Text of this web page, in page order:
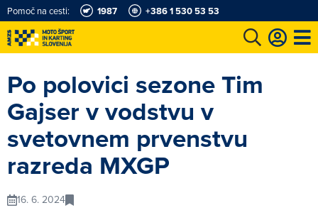
Pomoč na cesti: 1987 +386 1 530 53 53
Po polovici sezone Tim
Gajser v vodstvu v
svetovnem prvenstvu
razreda MXGP
16. 6. 2024